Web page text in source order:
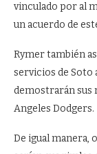
vinculado por al
un acuerdo de
Rymer también
servicios de Soto
demostrarán sus
Angeles Dodgers.
De igual manera,